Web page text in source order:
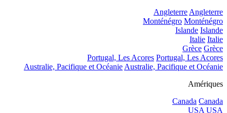
AngleterreAngleterre
Monténégro Monténégro
Islande Islande
Italie Italie
Grèce Grèce
Portugal, Les Acores Portugal, Les Acores
Australie, Pacifique et OcéanieAustralie, Pacifique et Océanie
Amériques
Canada Canada
USA USA